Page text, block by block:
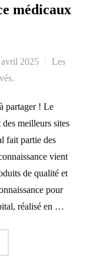
médicaux
avril 2025
Les
partager ! Le
meilleurs sites
fait partie des
vient
de qualité et
pour
réalisé en …